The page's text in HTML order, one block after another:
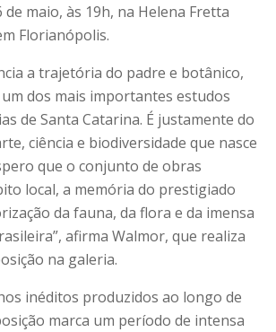
maio, às 19h, na Helena Fretta
Florianópolis.
a trajetória do padre e botânico,
dos mais importantes estudos
de Santa Catarina. É justamente do
ciência e biodiversidade que nasce
que o conjunto de obras
local, a memória do prestigiado
da fauna, da flora e da imensa
afirma Walmor, que realiza
na galeria.
inéditos produzidos ao longo de
marca um período de intensa